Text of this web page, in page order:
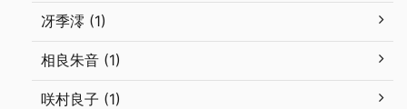
冴季澪 (1)
相良朱音 (1)
咲村良子 (1)